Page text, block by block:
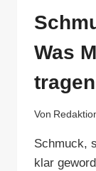
Was
Von
Schmuck,
klar